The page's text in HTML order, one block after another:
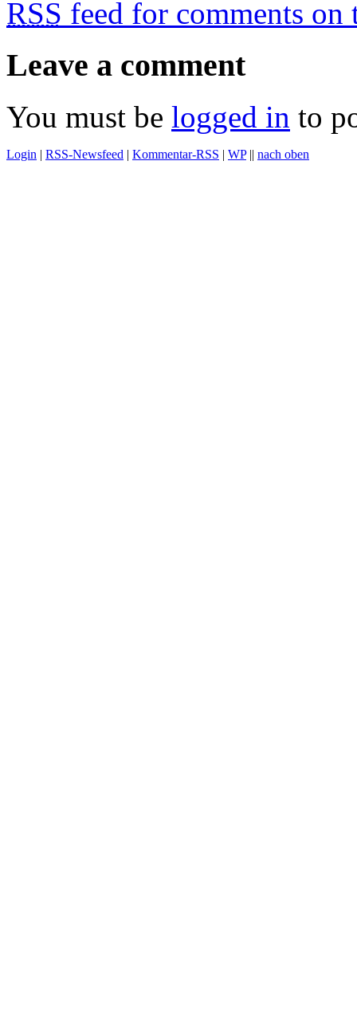
RSS feed for comments on
Leave a comment
You must be logged in to
Login | RSS-Newsfeed | Kommentar-RSS | WP|| nach oben